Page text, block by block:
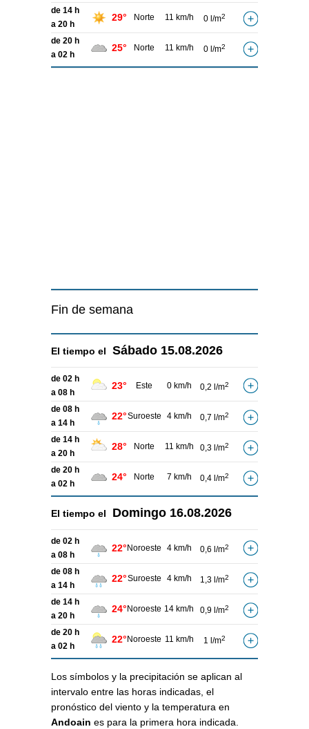
de 14 h
a 20 h
29° Norte 11 km/h 0 l/m2
de 20 h
a 02 h
25° Norte 11 km/h 0 l/m2
Fin de semana
El tiempo el Sábado 15.08.2026
de 02 h
a 08 h
23° Este 0 km/h 0,2 l/m2
de 08 h
a 14 h
22°Suroeste 4 km/h 0,7 l/m2
de 14 h
a 20 h
28° Norte 11 km/h 0,3 l/m2
de 20 h
a 02 h
24° Norte 7 km/h 0,4 l/m2
El tiempo el Domingo 16.08.2026
de 02 h
a 08 h
22° Noroeste 4 km/h 0,6 l/m2
de 08 h
a 14 h
22°Suroeste 4 km/h 1,3 l/m2
de 14 h
a 20 h
24° Noroeste 14 km/h 0,9 l/m2
de 20 h
a 02 h
22° Noroeste 11 km/h 1 l/m2
Los símbolos y la precipitación se aplican al
intervalo entre las horas indicadas, el
pronóstico del viento y la temperatura en
Andoain es para la primera hora indicada.